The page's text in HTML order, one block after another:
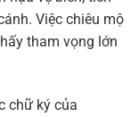
Việc chiêu mộ
tham vọng lớn
chữ ký của